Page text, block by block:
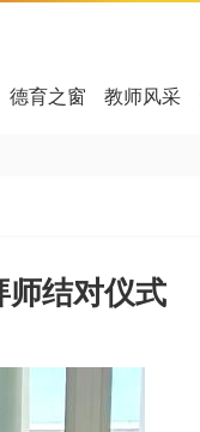
德育之窗 教师风采
师结对仪式